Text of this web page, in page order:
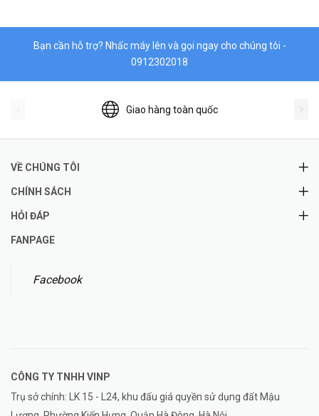
Bạn cần hỗ trợ? Nhấc máy lên và gọi ngay cho chúng tôi -
0912302018
Giao hàng toàn quốc
VỀ CHÚNG TÔI
CHÍNH SÁCH
HỎI ĐÁP
FANPAGE
Facebook
CÔNG TY TNHH VINP
Trụ sở chính: LK 15 - L24, khu đấu giá quyền sử dụng đất Mậu